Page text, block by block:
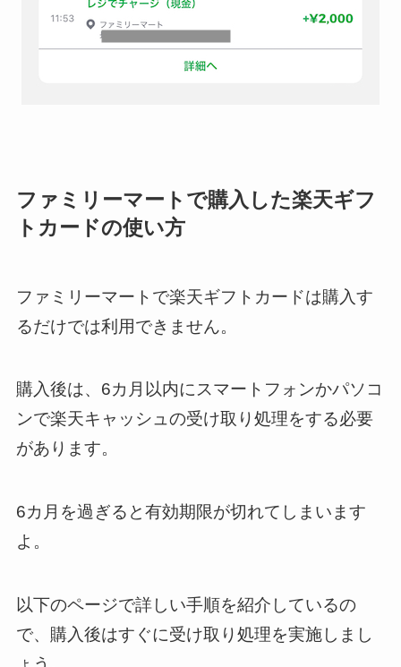
ファミリーマートで購入した楽天ギフ
トカードの使い方
ファミリーマートで楽天ギフトカードは購入す
るだけでは利用できません。
購入後は、6カ月以内にスマートフォンかパソコ
ンで楽天キャッシュの受け取り処理をする必要
があります。
6カ月を過ぎると有効期限が切れてしまいます
よ。
以下のページで詳しい手順を紹介しているの
で、購入後はすぐに受け取り処理を実施しまし